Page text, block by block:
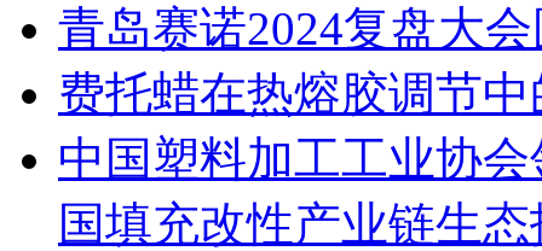
青岛赛诺2024复盘大
费托蜡在热熔胶调节
中国塑料加工工业协
国填充改性产业链生